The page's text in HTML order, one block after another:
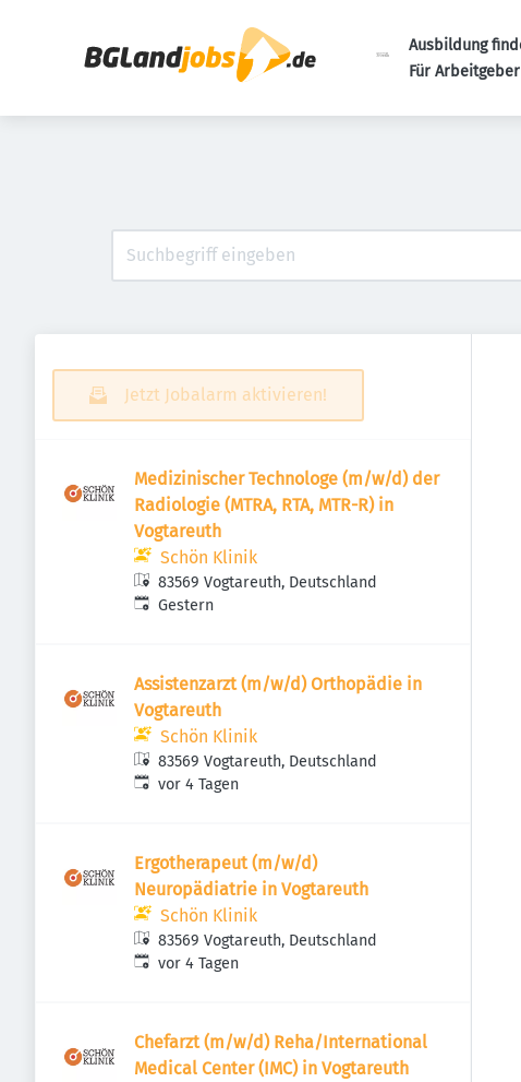
Ausbildung
Für Arbeitgeber
Jetzt Jobalarm aktivieren!
Medizinischer Technologe (m/w/d) der
Radiologie (MTRA, RTA, MTR-R) in
Vogtareuth
Schön Klinik
83569 Vogtareuth, Deutschland
Veröffentlicht
Gestern
Assistenzarzt (m/w/d) Orthopädie in
Vogtareuth
Schön Klinik
83569 Vogtareuth, Deutschland
Veröffentlicht:
vor 4 Tagen
Ergotherapeut (m/w/d)
Neuropädiatrie in Vogtareuth
Schön Klinik
83569 Vogtareuth, Deutschland
Veröffentlicht:
vor 4 Tagen
Chefarzt (m/w/d) Reha/International
Medical Center (IMC) in Vogtareuth